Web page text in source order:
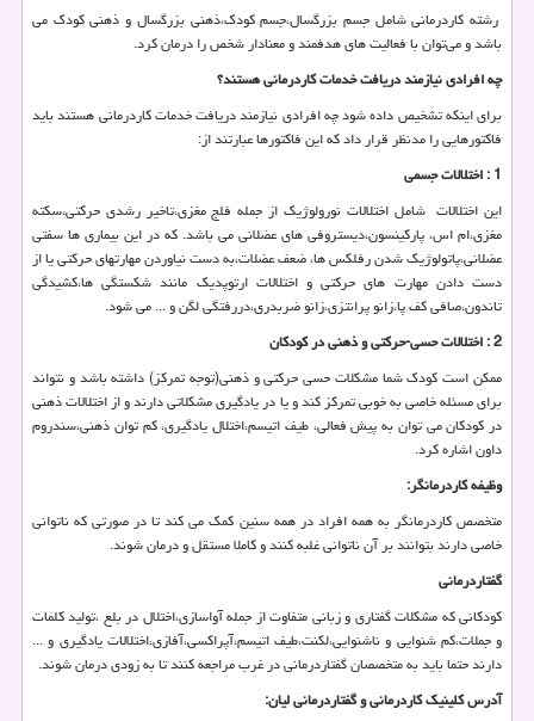
رشته کاردرمانی شامل جسم بزرگسال،جسم کودک،ذهنی بزرگسال و ذهنی کودک می
باشد و می‌توان با فعالیت های هدفمند و معنادار شخص را درمان کرد.
چه افرادی نیازمند دریافت خدمات کاردرمانی هستند؟
برای اینکه تشخیص داده شود چه افرادی نیازمند دریافت خدمات کاردرمانی هستند باید
فاکتورهایی را مدنظر قرار داد که این فاکتورها عبارتند از:
1 : اختلالات جسمی
این اختلالات شامل اختلالات نورولوژیک از جمله فلج مغزی،تاخیر رشدی حرکتی،سکته
مغزی،ام اس، پارکینسون،دیستروفی های عضلانی می باشد. که در این بیماری ها سفتی
عضلانی،پاتولوژیک شدن رفلکس ها، ضعف عضلات،به دست نیاوردن مهارتهای حرکتی یا از
دست دادن مهارت های حرکتی و اختلالات ارتوپدیک مانند شکستگی ها،کشیدگی
تاندون،صافی کف پا،زانو پرانتزی،زانو ضربدری،دررفتگی لگن و ... می شود.
2 : اختلالات حسی-حرکتی و ذهنی در کودکان
ممکن است کودک شما مشکلات حسی حرکتی و ذهنی(توجه تمرکز) داشته باشد و نتواند
برای مسئله خاصی به خوبی تمرکز کند و یا در یادگیری مشکلاتی دارند و از اختلالات ذهنی
در کودکان می توان به پیش‌ فعالی، طیف اتیسم،اختلال یادگیری، کم توان ذهنی،سندروم
داون اشاره کرد.
وظیفه کاردرمانگر:
متخصص کاردرمانگر به همه افراد در همه سنین کمک می کند تا در صورتی که ناتوانی
خاصی دارند بتوانند بر آن ناتوانی غلبه کنند و کاملا مستقل و درمان شوند.
گفتاردرمانی
کودکانی که مشکلات گفتاری و زبانی متفاوت از جمله آواسازی،اختلال در بلع ،تولید کلمات
و جملات،کم شنوایی و ناشنوایی،لکنت،طیف اتیسم،آپراکسی،آفازی،اختلالات یادگیری و ...
دارند حتما باید به متخصصان گفتاردرمانی در غرب مراجعه کنند تا به زودی درمان شوند.
آدرس کلینیک کاردرمانی و گفتاردرمانی لیان: